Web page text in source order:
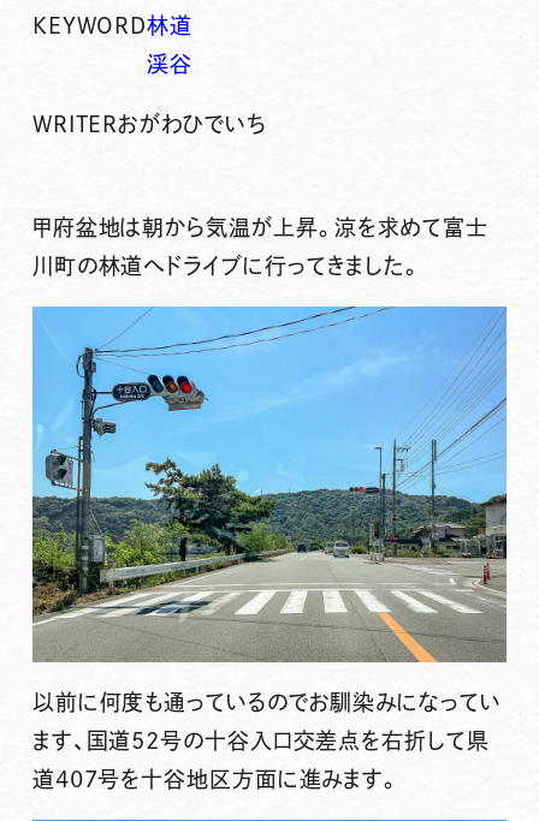
KEYWORD林道
渓谷
WRITERおがわひでいち
甲府盆地は朝から気温が上昇。涼を求めて富士
川町の林道へドライブに行ってきました。
以前に何度も通っているのでお馴染みになってい
ます、国道52号の十谷入口交差点を右折して県
道407号を十谷地区方面に進みます。